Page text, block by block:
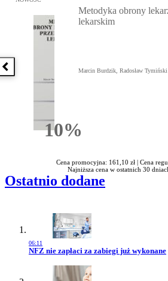
Poprzednia książka
10%Rabatu
Metodyka obrony
lekarskim
Marcin Burdzik, Radosław Tymiński
Cena promocyjna: 161,10 zł | Cena
Najniższa cena w ostatnich 30
Ostatnio dodane
06:11
Przejdź do artykułu:
NFZ nie zapłaci za zabiegi już wykonane